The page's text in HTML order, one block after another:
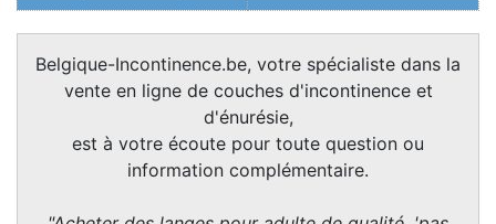
Belgique-Incontinence.be, votre spécialiste dans la
vente en ligne de couches d'incontinence et
d'énurésie,
est à votre écoute pour toute question ou
information complémentaire.